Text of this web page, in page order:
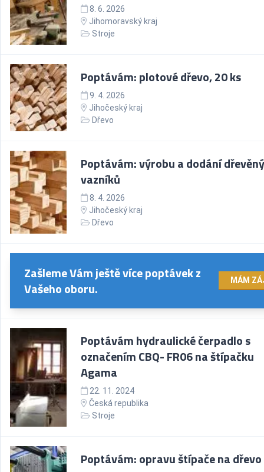
8. 6. 2026
Jihomoravský kraj
Stroje
Poptávám: plotové dřevo, 20 ks
9. 4. 2026
Jihočeský kraj
Dřevo
Poptávám: výrobu a dodání
vazníků
8. 4. 2026
Jihočeský kraj
Dřevo
Zašleme Vám ještě více poptávek z
Vašeho oboru.
MÁM
Poptávám hydraulické čerpadlo s
označením CBQ- FR06 na štípačku
Agama
22. 11. 2024
Česká republika
Stroje
Poptávám: opravu štípače na dřevo